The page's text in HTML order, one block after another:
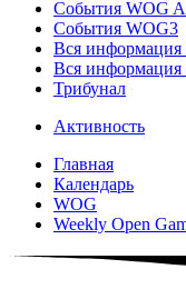
События WOG
События WOG3
Вся
Вся информация
Трибунал
Активность
Главная
Календарь
WOG
Weekly Open